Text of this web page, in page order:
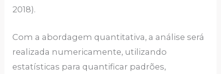
2018).
Com a abordagem quantitativa, a análise será
realizada numericamente, utilizando
estatísticas para quantificar padrões,